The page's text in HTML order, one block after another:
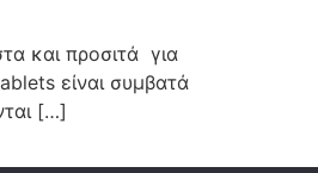
και προσιτά για
είναι συμβατά
[…]